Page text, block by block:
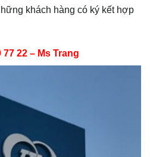
khách hàng có ký kết hợp
22 – Ms Trang